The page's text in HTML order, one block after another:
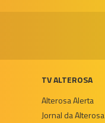
TV ALTEROSA
Alterosa Alerta
Jornal da Alterosa